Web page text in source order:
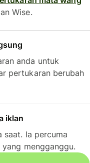
Wise.
anda untuk
pertukaran berubah
iklan
saat. Ia percuma
mengganggu.